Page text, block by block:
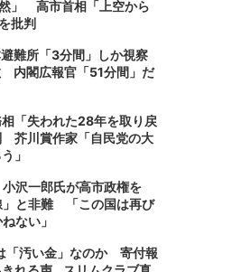
然」 高市首相「上空から
批判
難所「3分間」しか視察
内閣広報官「51分間」だ
「失われた28年を取り戻
芥川賞作家「自民党の大
」
沢一郎氏が高市政権を
」と非難 「この国は再び
ない」
「汚い金」なのか 寄付報